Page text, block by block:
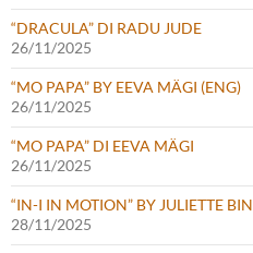
“DRACULA” DI RADU JUDE
26/11/2025
“MO PAPA” BY EEVA MÄGI (ENG)
26/11/2025
“MO PAPA” DI EEVA MÄGI
26/11/2025
“IN-I IN MOTION” BY JULIETTE
28/11/2025